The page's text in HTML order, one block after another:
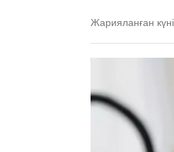
Жарияланған